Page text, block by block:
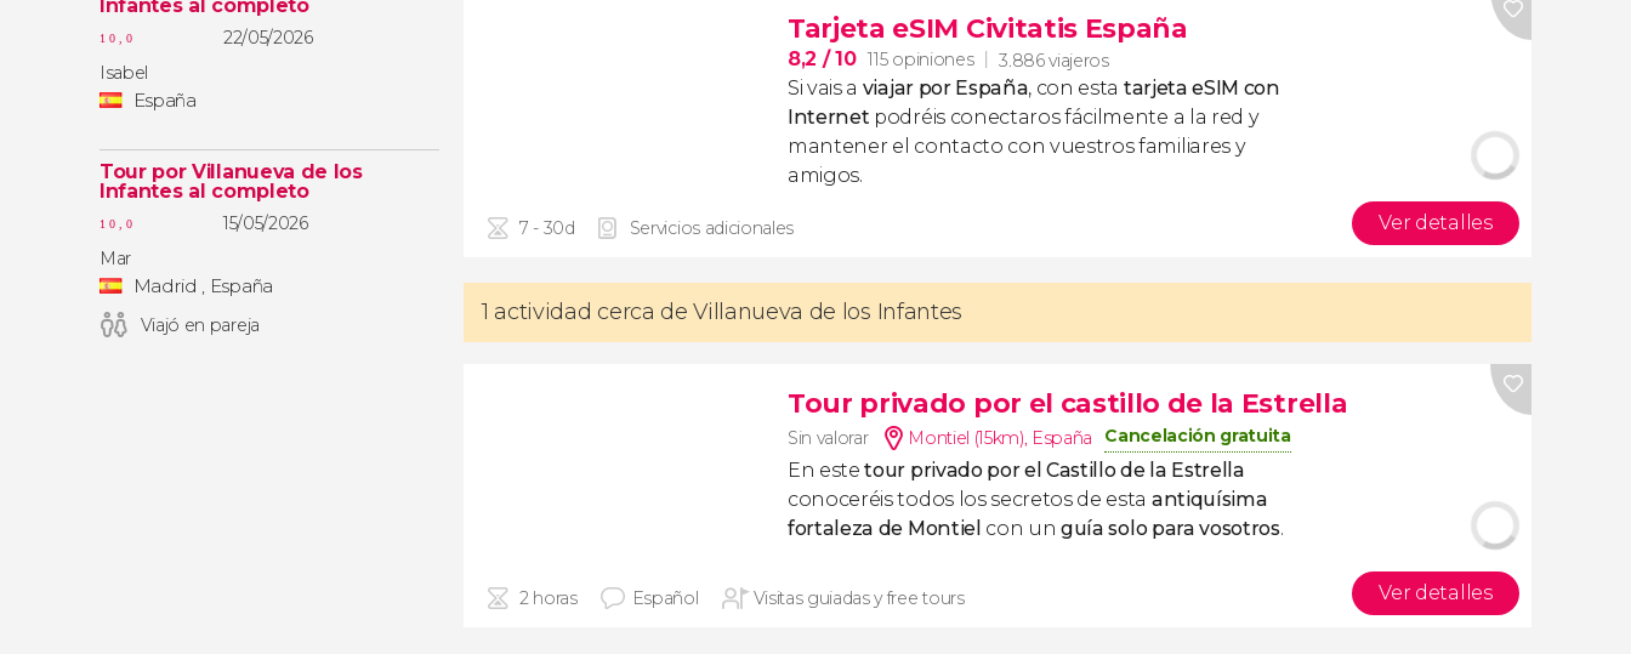
Infantes al completo
10,0
22/05/2026
Isabel
España
Tour por Villanueva de los
Infantes al completo
10,0
15/05/2026
Mar
Madrid , España
Viajó en pareja
Tarjeta eSIM Civitatis España
8,2 / 10 115 opiniones 3.886 viajeros
Si vais a viajar por España, con esta tarjeta eSIM con
Internet podréis conectaros fácilmente a la red y
mantener el contacto con vuestros familiares y
amigos.
7 - 30d Servicios adicionales Ver detalles
1 actividad cerca de Villanueva de los Infantes
Tour privado por el castillo de la Estrella
Sin valorar Montiel (15km), España Cancelación gratuita
En este tour privado por el Castillo de la Estrella
conoceréis todos los secretos de esta antiquísima
fortaleza de Montiel con unguía solo para vosotros.
2 horas Español Visitas guiadas y free tours Ver detalles